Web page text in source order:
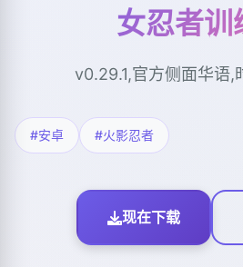
女忍者训
v0.29.1,官方侧面华语,
#安卓 #火影忍者
现在下载